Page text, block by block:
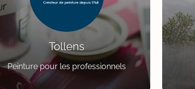
Tollens
Peinture pour les professionnels